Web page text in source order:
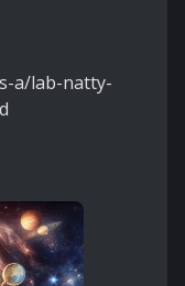
a/lab-natty-